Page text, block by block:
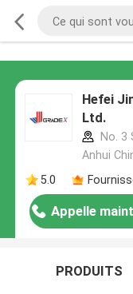
Hefei
Ltd.
No. 3
Anhui
5.0
Appelle
PRODUITS